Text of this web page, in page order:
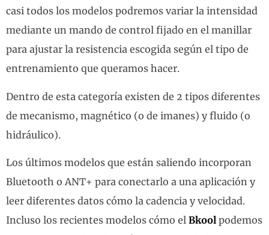
casi todos los modelos podremos variar la intensidad
mediante un mando de control fijado en el manillar
para ajustar la resistencia escogida según el tipo de
entrenamiento que queramos hacer.
Dentro de esta categoría existen de 2 tipos diferentes
de mecanismo, magnético (o de imanes) y fluido (o
hidráulico).
Los últimos modelos que están saliendo incorporan
Bluetooth o ANT+ para conectarlo a una aplicación y
leer diferentes datos cómo la cadencia y velocidad.
Incluso los recientes modelos cómo el Bkool podemos